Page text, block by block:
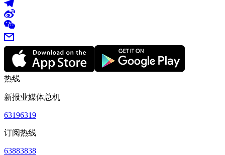
热线
新报业媒体总机
63196319
订阅热线
63883838